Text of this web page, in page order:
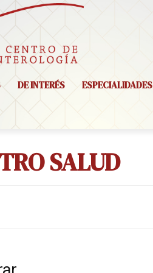
DE INTERÉS ESPECIALIDADES
SALUD